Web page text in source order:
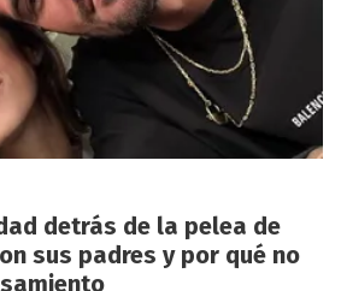
detrás de la pelea de
sus padres y por qué no